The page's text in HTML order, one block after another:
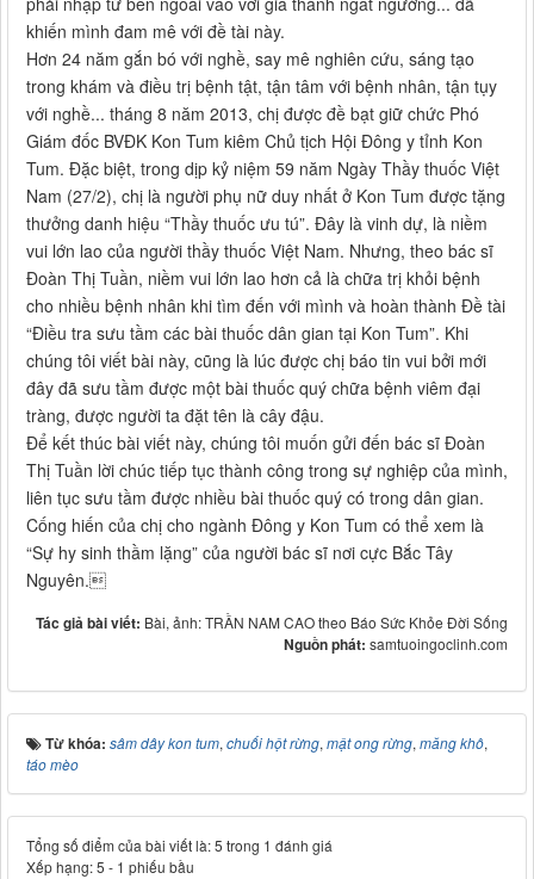
khiến mình đam mê với đề tài này.
Hơn 24 năm gắn bó với nghề, say mê nghiên cứu, sáng tạo
trong khám và điều trị bệnh tật, tận tâm với bệnh nhân, tận tụy
với nghề... tháng 8 năm 2013, chị được đề bạt giữ chức Phó
Giám đốc BVĐK Kon Tum kiêm Chủ tịch Hội Đông y tỉnh Kon
Tum. Đặc biệt, trong dịp kỷ niệm 59 năm Ngày Thầy thuốc Việt
Nam (27/2), chị là người phụ nữ duy nhất ở Kon Tum được tặng
thưởng danh hiệu “Thầy thuốc ưu tú”. Đây là vinh dự, là niềm
vui lớn lao của người thầy thuốc Việt Nam. Nhưng, theo bác sĩ
Đoàn Thị Tuần, niềm vui lớn lao hơn cả là chữa trị khỏi bệnh
cho nhiều bệnh nhân khi tìm đến với mình và hoàn thành Đề tài
“Điều tra sưu tầm các bài thuốc dân gian tại Kon Tum”. Khi
chúng tôi viết bài này, cũng là lúc được chị báo tin vui bởi mới
đây đã sưu tầm được một bài thuốc quý chữa bệnh viêm đại
tràng, được người ta đặt tên là cây đậu.
Để kết thúc bài viết này, chúng tôi muốn gửi đến bác sĩ Đoàn
Thị Tuần lời chúc tiếp tục thành công trong sự nghiệp của mình,
liên tục sưu tầm được nhiều bài thuốc quý có trong dân gian.
Cống hiến của chị cho ngành Đông y Kon Tum có thể xem là
“Sự hy sinh thầm lặng” của người bác sĩ nơi cực Bắc Tây
Nguyên.
Tác giả bài viết: Bài, ảnh: TRẦN NAM CAO theo Báo Sức Khỏe Đời Sống
Nguồn phát: samtuoingoclinh.com
Từ khóa: sâm dây kon tum,chuối hột rừng,mật ong rừng,măng khô,
táo mèo
Tổng số điểm của bài viết là: 5 trong 1 đánh giá
Xếp hạng:5 - 1 phiếu bầu